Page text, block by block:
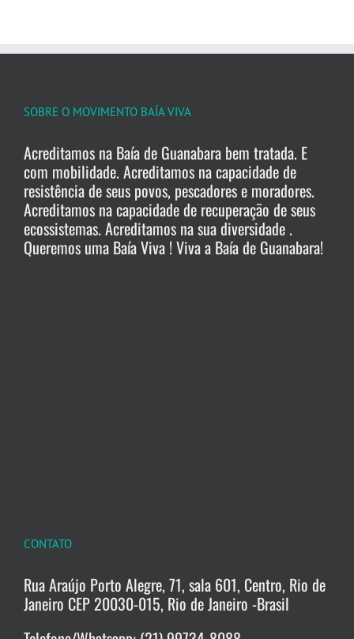
SOBRE O MOVIMENTO BAÍA VIVA
Acreditamos na Baía de Guanabara bem tratada. E
com mobilidade. Acreditamos na capacidade de
resistência de seus povos, pescadores e moradores.
Acreditamos na capacidade de recuperação de seus
ecossistemas. Acreditamos na sua diversidade .
Queremos uma Baía Viva ! Viva a Baía de Guanabara!
CONTATO
Rua Araújo Porto Alegre, 71, sala 601, Centro, Rio de
Janeiro CEP 20030-015, Rio de Janeiro -Brasil